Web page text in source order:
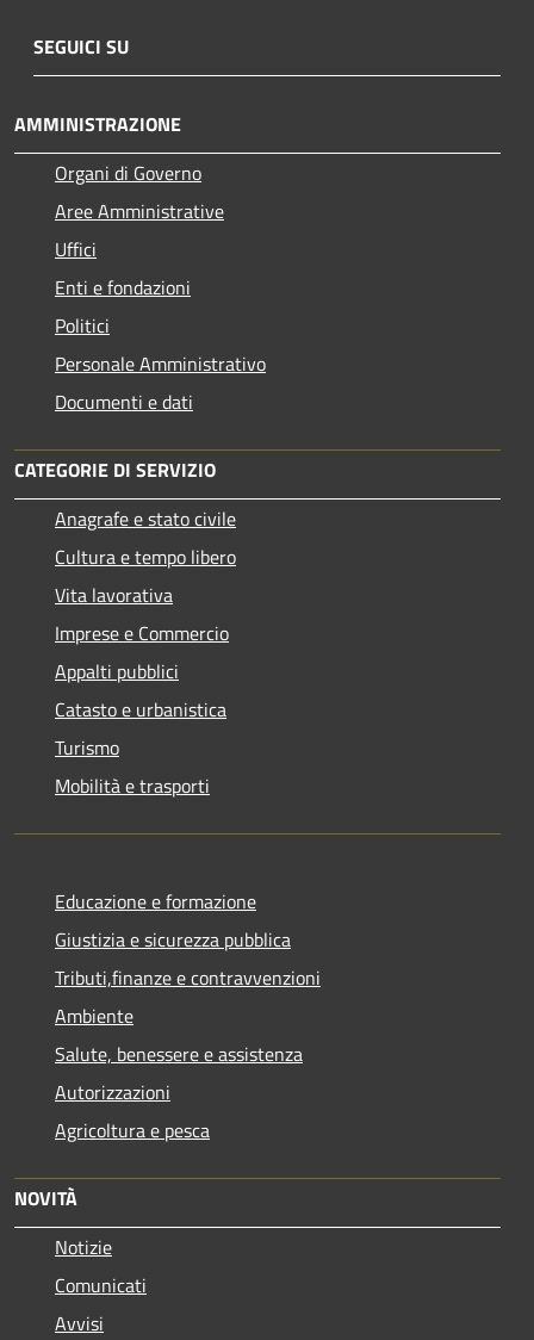
SEGUICI SU
AMMINISTRAZIONE
Organi di Governo
Aree Amministrative
Uffici
Enti e fondazioni
Politici
Personale Amministrativo
Documenti e dati
CATEGORIE DI SERVIZIO
Anagrafe e stato civile
Cultura e tempo libero
Vita lavorativa
Imprese e Commercio
Appalti pubblici
Catasto e urbanistica
Turismo
Mobilità e trasporti
Educazione e formazione
Giustizia e sicurezza pubblica
Tributi,finanze e contravvenzioni
Ambiente
Salute, benessere e assistenza
Autorizzazioni
Agricoltura e pesca
NOVITÀ
Notizie
Comunicati
Avvisi